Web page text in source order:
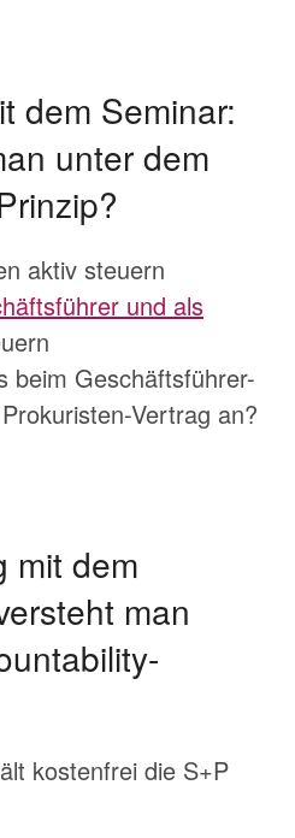
dem Seminar:
unter dem
aktiv steuern
und als
beim Geschäftsführer-
Vertrag an?
mit dem
man
kostenfrei die S+P